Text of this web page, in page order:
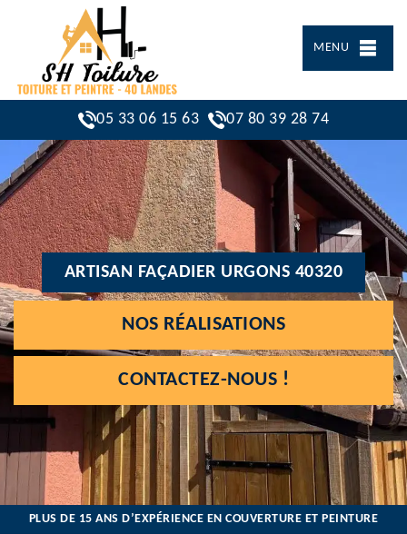
MENU
05 33 06 15 63 07 80 39 28 74
ARTISAN FAÇADIER URGONS 40320
NOS RÉALISATIONS
CONTACTEZ-NOUS !
PLUS DE 15 ANS D’EXPÉRIENCE EN COUVERTURE ET PEINTURE